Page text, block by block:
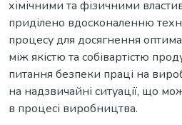
хімічними та фізичними
приділено вдосконаленню
процесу для досягнення
між якістю та собівартістю
питання безпеки праці на
на надзвичайні ситуації, що
в процесі виробництва.